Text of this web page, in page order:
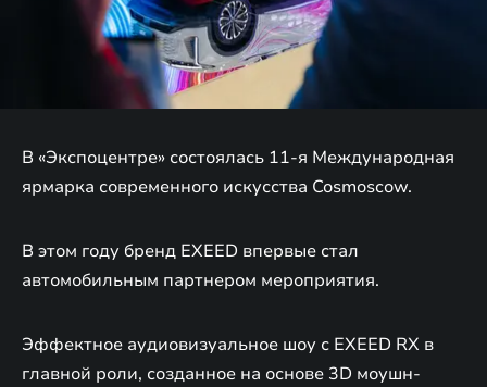
В «Экспоцентре» состоялась 11-я Международная
ярмарка современного искусства Cosmoscow.
В этом году бренд EXEED впервые стал
автомобильным партнером мероприятия.
Эффектное аудиовизуальное шоу с EXEED RX в
главной роли, созданное на основе 3D моушн-